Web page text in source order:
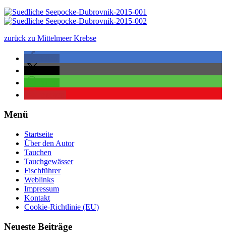
zurück zu Mittelmeer Krebse
Menü
Startseite
Über den Autor
Tauchen
Tauchgewässer
Fischführer
Weblinks
Impressum
Kontakt
Cookie-Richtlinie (EU)
Neueste Beiträge